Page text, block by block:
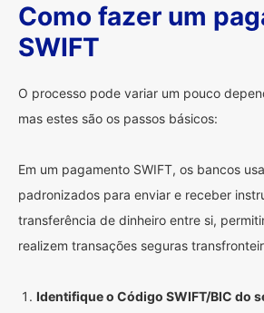
Como fazer um
SWIFT
O processo pode variar um pouco
mas estes são os passos básicos:
Em um pagamento SWIFT, os bancos
padronizados para enviar e receber
transferência de dinheiro entre si,
realizem transações seguras
Identifique o Código SWIFT/BIC do